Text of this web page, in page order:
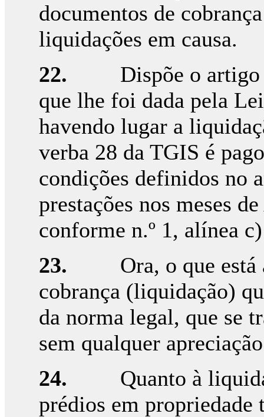
documentos de
liquidações em causa.
22. Dispõe o artigo
que lhe foi dada pela
havendo lugar a
verba 28 da TGIS é
condições definidos no
prestações nos meses
conforme n.º 1, alínea
23. Ora, o que está
cobrança (liquidação)
da norma legal, que se
sem qualquer
24. Quanto à
prédios em propriedade